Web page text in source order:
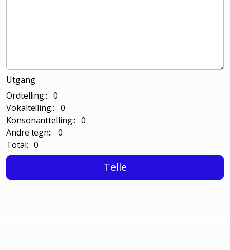
Utgang
Ordtelling:: 0
Vokaltelling:: 0
Konsonanttelling:: 0
Andre tegn:: 0
Total: 0
Telle